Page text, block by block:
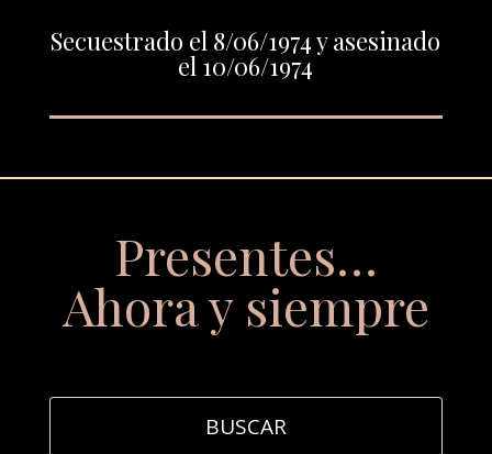
Secuestrado el 8/06/1974 y asesinado
el 10/06/1974
Presentes…
Ahora y siempre